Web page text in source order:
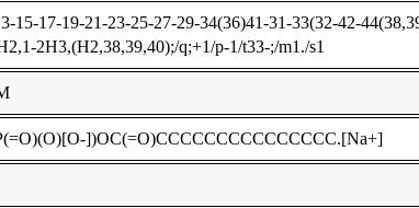
15-17-19-21-23-25-27-29-34(36)41-31-33(32-42-
2H3,(H2,38,39,40);/q;+1/p-1/t33-;/m1./s1
])OC(=O)CCCCCCCCCCCCCCC.[Na+]